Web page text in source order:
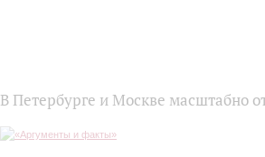
В Петербурге и Москве масштабно